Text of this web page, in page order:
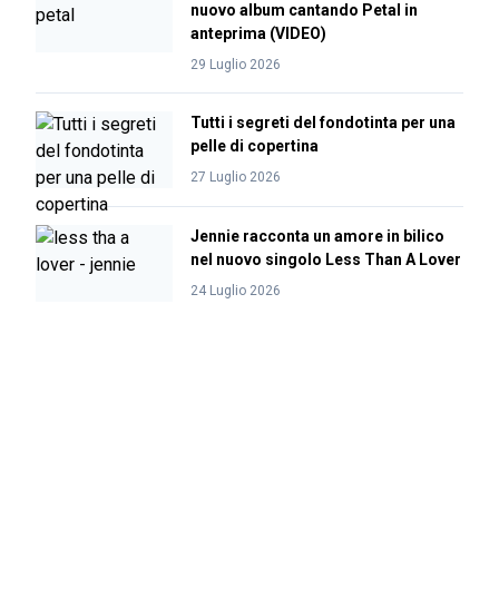
nuovo album cantando Petal in
anteprima (VIDEO)
29 Luglio 2026
Tutti i segreti del fondotinta per una
pelle di copertina
27 Luglio 2026
Jennie racconta un amore in bilico
nel nuovo singolo Less Than A Lover
24 Luglio 2026